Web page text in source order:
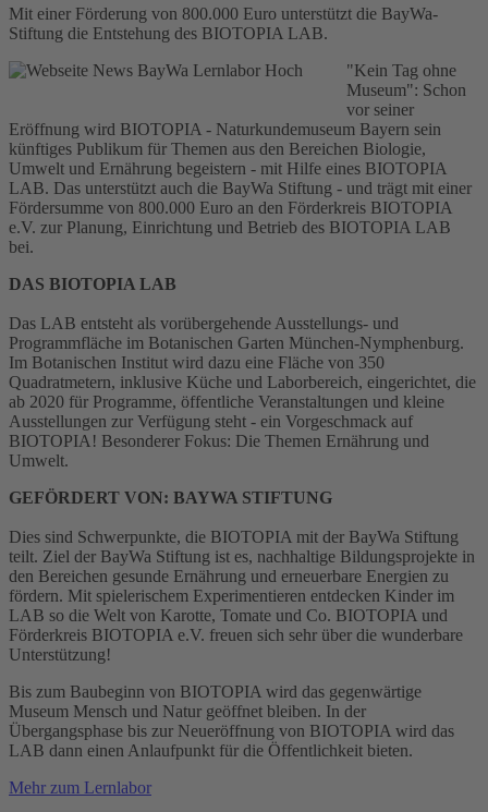
Mit einer Förderung von 800.000 Euro unterstützt die BayWa-
Stiftung die Entstehung des BIOTOPIA LAB.
"Kein Tag ohne
Museum": Schon
vor seiner
Eröffnung wird BIOTOPIA - Naturkundemuseum Bayern sein
künftiges Publikum für Themen aus den Bereichen Biologie,
Umwelt und Ernährung begeistern - mit Hilfe eines BIOTOPIA
LAB. Das unterstützt auch die BayWa Stiftung - und trägt mit einer
Fördersumme von 800.000 Euro an den Förderkreis BIOTOPIA
e.V. zur Planung, Einrichtung und Betrieb des BIOTOPIA LAB
bei.
DAS BIOTOPIA LAB
Das LAB entsteht als vorübergehende Ausstellungs- und
Programmfläche im Botanischen Garten München-Nymphenburg.
Im Botanischen Institut wird dazu eine Fläche von 350
Quadratmetern, inklusive Küche und Laborbereich, eingerichtet, die
ab 2020 für Programme, öffentliche Veranstaltungen und kleine
Ausstellungen zur Verfügung steht - ein Vorgeschmack auf
BIOTOPIA! Besonderer Fokus: Die Themen Ernährung und
Umwelt.
GEFÖRDERT VON: BAYWA STIFTUNG
Dies sind Schwerpunkte, die BIOTOPIA mit der BayWa Stiftung
teilt. Ziel der BayWa Stiftung ist es, nachhaltige Bildungsprojekte in
den Bereichen gesunde Ernährung und erneuerbare Energien zu
fördern. Mit spielerischem Experimentieren entdecken Kinder im
LAB so die Welt von Karotte, Tomate und Co. BIOTOPIA und
Förderkreis BIOTOPIA e.V. freuen sich sehr über die wunderbare
Unterstützung!
Bis zum Baubeginn von BIOTOPIA wird das gegenwärtige
Museum Mensch und Natur geöffnet bleiben. In der
Übergangsphase bis zur Neueröffnung von BIOTOPIA wird das
LAB dann einen Anlaufpunkt für die Öffentlichkeit bieten.
Mehr zum Lernlabor